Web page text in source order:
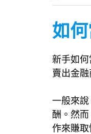
如
新手如
賣出金
一般來
酬。然
作來賺取